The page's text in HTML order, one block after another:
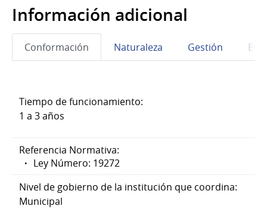
Información adicional
Conformación Naturaleza Gestión
Tiempo de funcionamiento:
1 a 3 años
Referencia Normativa:
Ley Número: 19272
Nivel de gobierno de la institución que coordina:
Municipal